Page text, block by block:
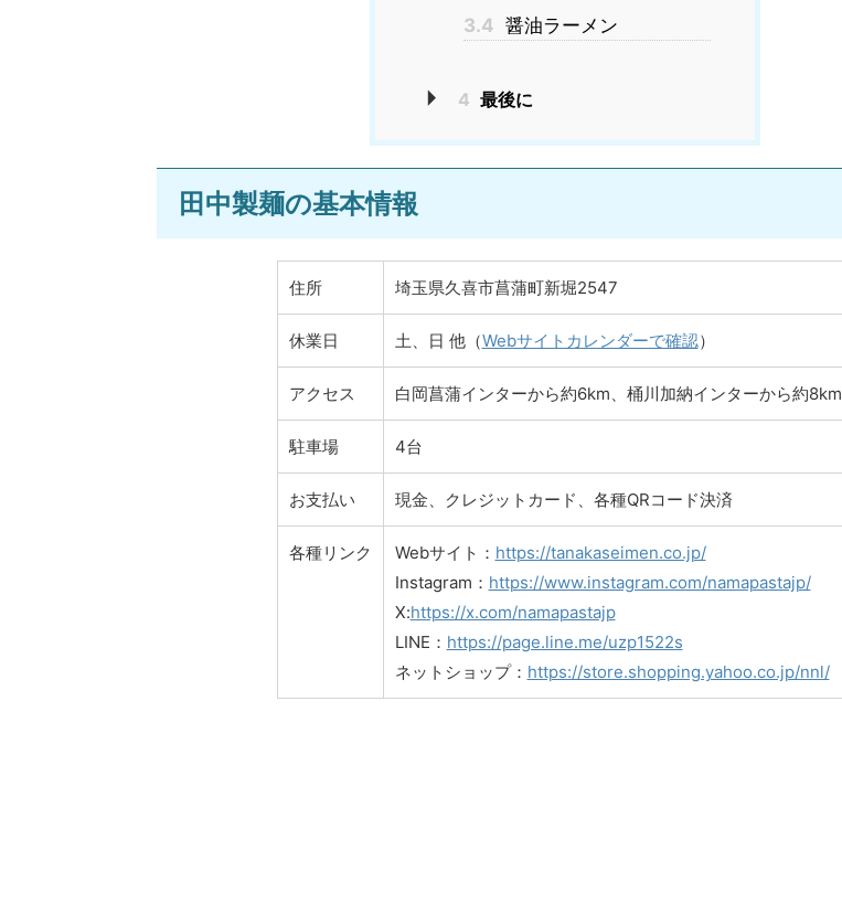
3.4 醤油ラーメン
4 最後に
田中製麺の基本情報
住所 埼玉県久喜市菖蒲町新堀2547
休業日 土、日 他（Webサイトカレンダーで確認）
アクセス 白岡菖蒲インターから約6km、桶川加納インターから約8km
駐車場 4台
お支払い 現金、クレジットカード、各種QRコード決済
各種リンク Webサイト： https://tanakaseimen.co.jp/
Instagram： https://www.instagram.com/namapastajp/
X:https://x.com/namapastajp
LINE： https://page.line.me/uzp1522s
ネットショップ： https://store.shopping.yahoo.co.jp/nnl/